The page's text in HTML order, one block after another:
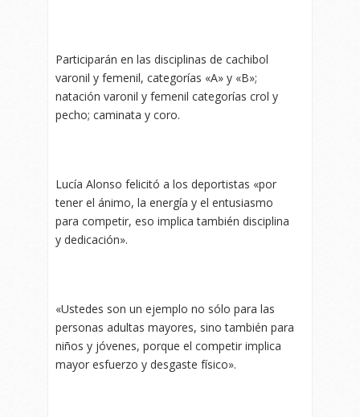
Participarán en las disciplinas de cachibol
varonil y femenil, categorías «A» y «B»;
natación varonil y femenil categorías crol y
pecho; caminata y coro.
Lucía Alonso felicitó a los deportistas «por
tener el ánimo, la energía y el entusiasmo
para competir, eso implica también disciplina
y dedicación».
«Ustedes son un ejemplo no sólo para las
personas adultas mayores, sino también para
niños y jóvenes, porque el competir implica
mayor esfuerzo y desgaste físico».